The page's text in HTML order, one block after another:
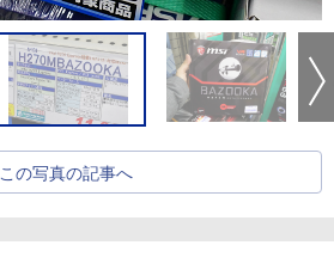
この写真の記事へ